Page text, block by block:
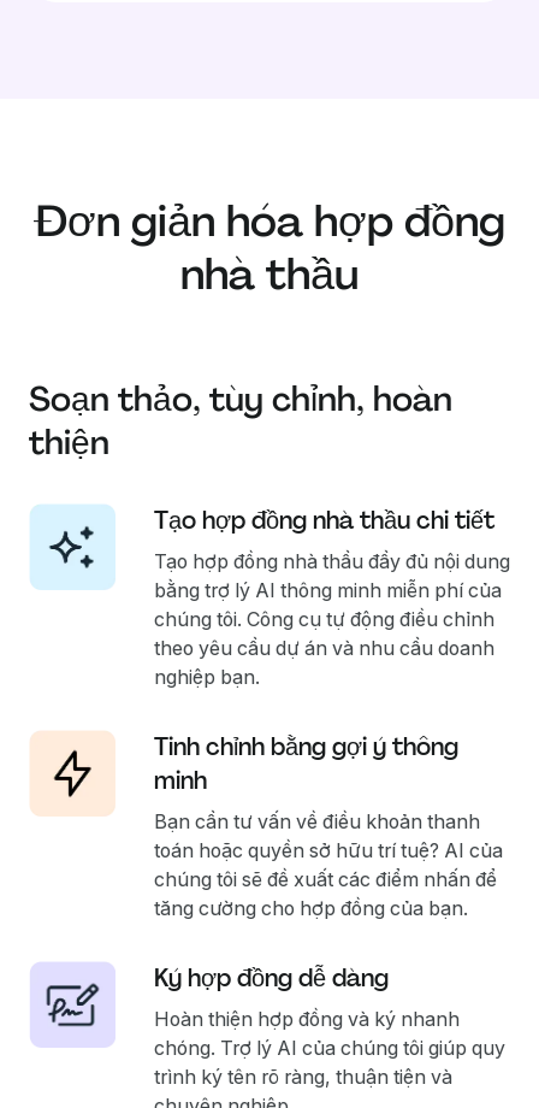
Đơn giản hóa hợp đồng
nhà thầu
Soạn thảo, tùy chỉnh, hoàn
thiện
Tạo hợp đồng nhà thầu chi tiết
Tạo hợp đồng nhà thầu đầy đủ nội dung
bằng trợ lý AI thông minh miễn phí của
chúng tôi. Công cụ tự động điều chỉnh
theo yêu cầu dự án và nhu cầu doanh
nghiệp bạn.
Tinh chỉnh bằng gợi ý thông
minh
Bạn cần tư vấn về điều khoản thanh
toán hoặc quyền sở hữu trí tuệ? AI của
chúng tôi sẽ đề xuất các điểm nhấn để
tăng cường cho hợp đồng của bạn.
Ký hợp đồng dễ dàng
Hoàn thiện hợp đồng và ký nhanh
chóng. Trợ lý AI của chúng tôi giúp quy
trình ký tên rõ ràng, thuận tiện và